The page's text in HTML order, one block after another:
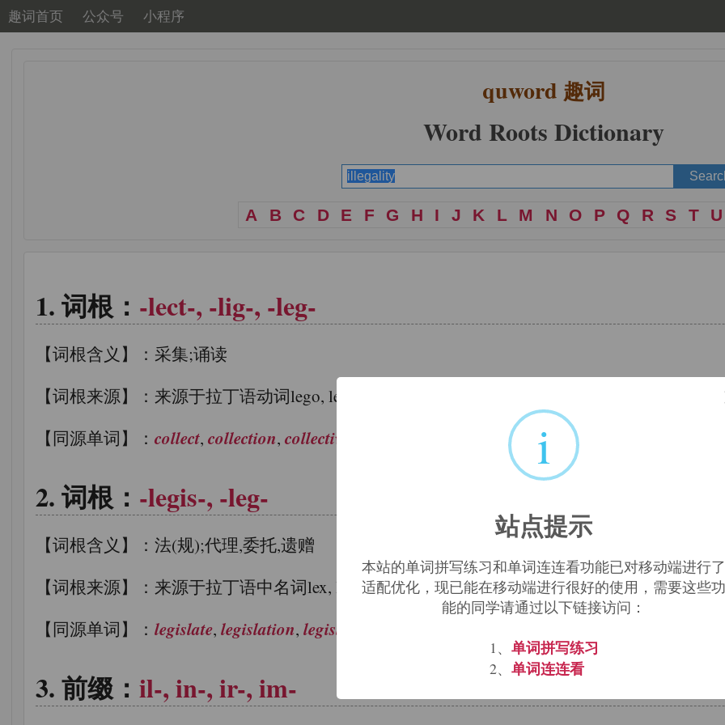
趣词首页 公众号 小程序
quword 趣词
Word Roots Dictionary
A B C D E F G H I J K L M N O P Q R S T U
词根： -lect-, -lig-, -leg-
【词根含义】：采集;诵读
【词根来源】：来源于拉丁语动词lego, legere, legi, lectus(采集,诵读)。
【同源单词】： collect, collection, collective
词根： -legis-, -leg-
【词根含义】：法(规);代理,委托,遗赠
【词根来源】：来源于拉丁语中名词lex, legis, f(法规)及其派生的动词lego, legare, legavi,
【同源单词】： legislate, legislation, legislative
前缀： il-, in-, ir-, im-
i
站点提示
本站的单词拼写练习和单词连连看功能已对移动端进行了
适配优化，现已能在移动端进行很好的使用，需要这些功
能的同学请通过以下链接访问：
1、 单词拼写练习
2、 单词连连看